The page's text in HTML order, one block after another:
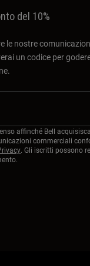
del 10%
le nostre
un codice per
affinché Bell
commerciali
. Gli iscritti possono